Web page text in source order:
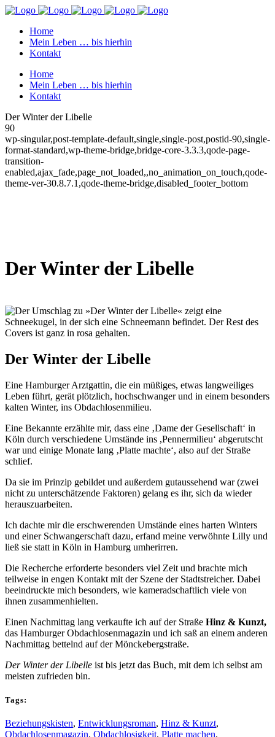
Home
Mein Leben … bis hierhin
Kontakt
Home
Mein Leben … bis hierhin
Kontakt
Der Winter der Libelle
90
wp-singular,post-template-default,single,single-post,postid-90,single-
format-standard,wp-theme-bridge,bridge-core-3.3.3,qode-page-
transition-
enabled,ajax_fade,page_not_loaded,,no_animation_on_touch,qode-
theme-ver-30.8.7.1,qode-theme-bridge,disabled_footer_bottom
Der Winter der Libelle
Der Winter der Libelle
Eine Hamburger Arztgattin, die ein müßiges, etwas langweiliges
Leben führt, gerät plötzlich, hochschwanger und in einem besonders
kalten Winter, ins Obdachlosenmilieu.
Eine Bekannte erzählte mir, dass eine ‚Dame der Gesellschaft‘ in
Köln durch verschiedene Umstände ins ,Pennermilieu‘ abgerutscht
war und einige Monate lang ‚Platte machte‘, also auf der Straße
schlief.
Da sie im Prinzip gebildet und außerdem gutaussehend war (zwei
nicht zu unterschätzende Faktoren) gelang es ihr, sich da wieder
herauszuarbeiten.
Ich dachte mir die erschwerenden Umstände eines harten Winters
und einer Schwangerschaft dazu, erfand meine verwöhnte Lilly und
ließ sie statt in Köln in Hamburg umherirren.
Die Recherche erforderte besonders viel Zeit und brachte mich
teilweise in engen Kontakt mit der Szene der Stadtstreicher. Dabei
beeindruckte mich besonders, wie kameradschaftlich viele von
ihnen zusammenhielten.
Einen Nachmittag lang verkaufte ich auf der Straße Hinz & Kunzt,
das Hamburger Obdachlosenmagazin und ich saß an einem anderen
Nachmittag bettelnd auf der Mönckebergstraße.
Der Winter der Libelle ist bis jetzt das Buch, mit dem ich selbst am
meisten zufrieden bin.
Tags:
Beziehungskisten, Entwicklungsroman, Hinz & Kunzt,
Obdachlosenmagazin, Obdachlosigkeit, Platte machen,